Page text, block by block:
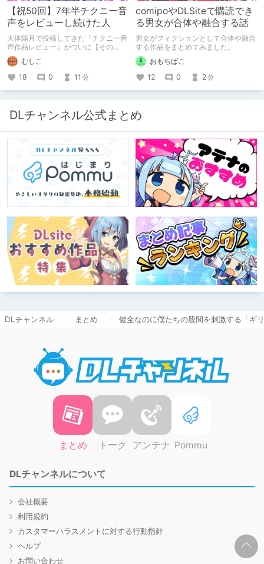
【祝50回】7年半チクニー音
声をレビューし続けた人
大体隔月で投稿してきた『チクニー音
声作品レビュー』がついに【その
50】を迎えました！ 約7年半チクニー
し続け、おシコり報告をしてきただけ
ですけど記念は記念。 皆様への感謝
を伝えたり、これまでの投稿を振り返
ります。
むしこ
18
0 11 分
comipoやDLSiteで購読でき
る男女が合体や融合する話
男女がフィクションとして合体や融合
する作品をまとめてみました。
おもちばこ
12
0 2分
DLチャンネル公式まとめ
DLチャンネル まとめ 健全なのに僕たちの股間を刺激する「ギ
まとめ トーク アンテナ Pommu
DLチャンネルについて
会社概要
利用規約
カスタマーハラスメントに対する行動指針
ヘルプ
お問い合わせ